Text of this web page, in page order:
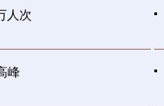
人次
峰